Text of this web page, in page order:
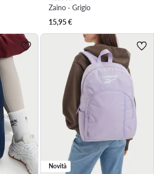
Zaino · Grigio
15,95€
Novità